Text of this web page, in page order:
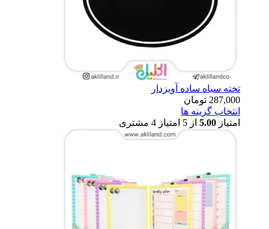
تخته سیاه ساده آویزدار
287,000 تومان
انتخاب گزینه ها
امتیاز 5.00 از 5 امتیاز 4 مشتری